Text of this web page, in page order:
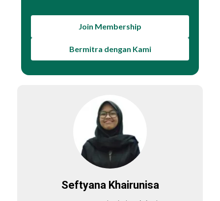
Join Membership
Bermitra dengan Kami
Seftyana Khairunisa